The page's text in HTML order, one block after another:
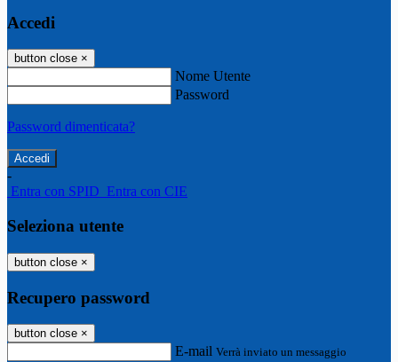
Accedi
button close ×
Nome Utente
Password
Password dimenticata?
-
Entra con SPID Entra con CIE
Seleziona utente
button close ×
Recupero password
button close ×
E-mail Verrà inviato un messaggio